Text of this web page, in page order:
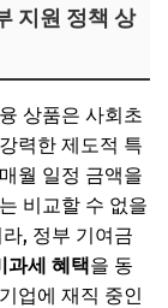
지원 정책 상
상품은 사회초
력한 제도적 특
월 일정 금액을
비교할 수 없을
, 정부 기여금
과세 혜택을 동
업에 재직 중인